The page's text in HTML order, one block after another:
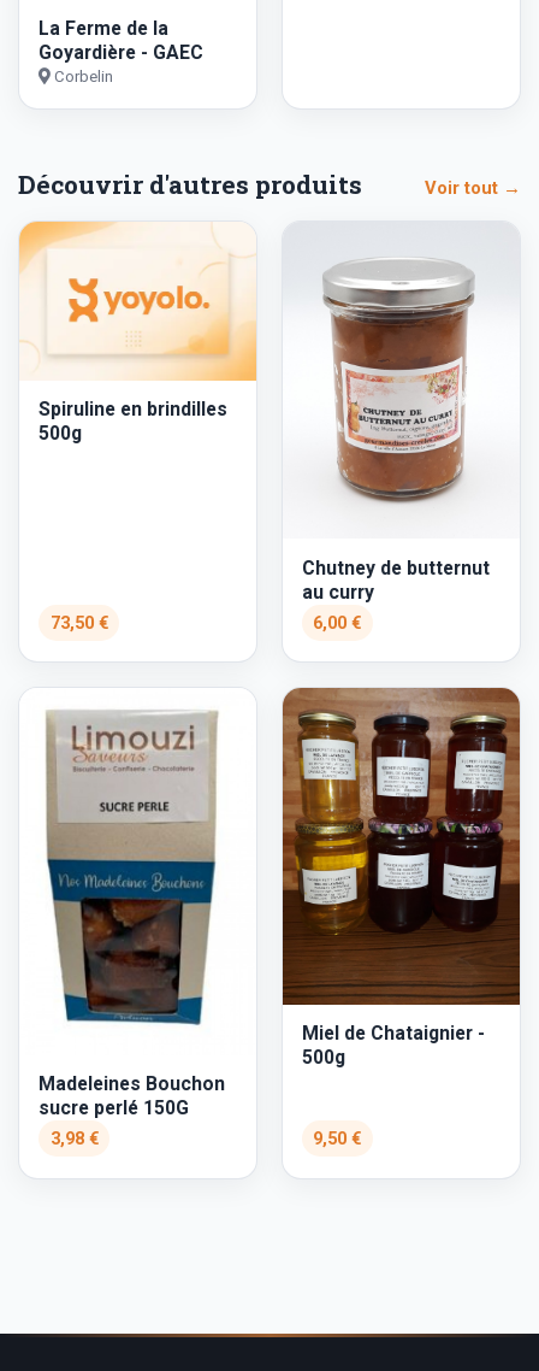
La Ferme de la
Goyardière - GAEC
Corbelin
Découvrir d'autres produits Voir tout →
Spiruline en brindilles
500g
73,50 €
Chutney de butternut
au curry
6,00 €
Madeleines Bouchon
sucre perlé 150G
3,98 €
Miel de Chataignier -
500g
9,50 €